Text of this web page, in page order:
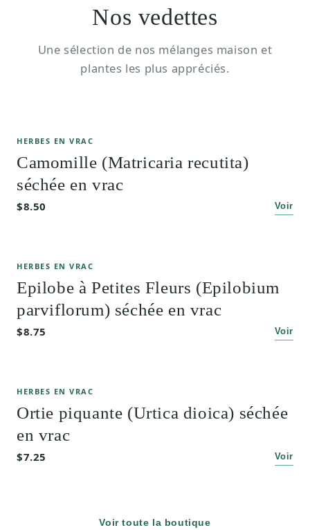
Nos vedettes
Une sélection de nos mélanges maison et
plantes les plus appréciés.
HERBES EN VRAC
Camomille (Matricaria recutita)
séchée en vrac
$8.50 Voir
HERBES EN VRAC
Epilobe à Petites Fleurs (Epilobium
parviflorum) séchée en vrac
$8.75 Voir
HERBES EN VRAC
Ortie piquante (Urtica dioica) séchée
en vrac
$7.25 Voir
Voir toute la boutique